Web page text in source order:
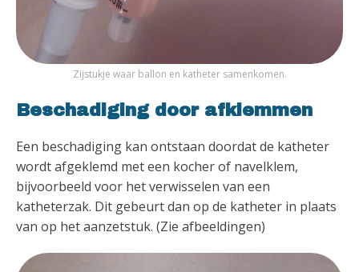
Zijstukje waar ballon en katheter samenkomen.
Beschadiging door afklemmen
Een beschadiging kan ontstaan doordat de katheter
wordt afgeklemd met een kocher of navelklem,
bijvoorbeeld voor het verwisselen van een
katheterzak. Dit gebeurt dan op de katheter in plaats
van op het aanzetstuk. (Zie afbeeldingen)